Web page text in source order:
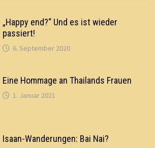
„Happy end?“ Und es ist wieder
passiert!
6. September 2020
Eine Hommage an Thailands Frauen
1. Januar 2021
Isaan-Wanderungen: Bai Nai?